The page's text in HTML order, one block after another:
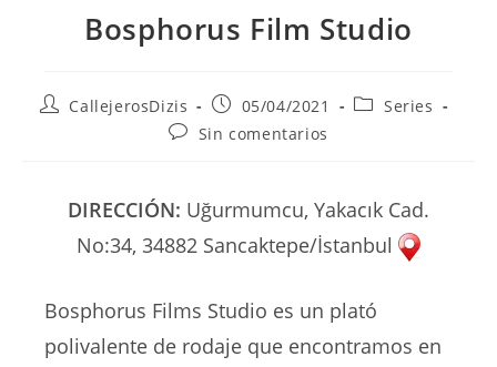
Bosphorus Film Studio
AutorCallejerosDizis
Publicación
la
05/04/2021
Categoría
Series
Comentarios
Sin comentarios
DIRECCIÓN: Uğurmumcu, Yakacık Cad.
No:34, 34882 Sancaktepe/İstanbul
Bosphorus Films Studio es un plató
polivalente de rodaje que encontramos en